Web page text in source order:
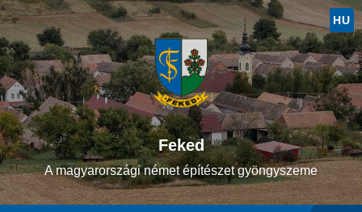
Ugrás
a
tartalomhoz
Ugrás
a
fő
navigációhoz
Ugrás
a
lábléchez
HU
Feked
A magyarországi német építészet gyöngyszeme